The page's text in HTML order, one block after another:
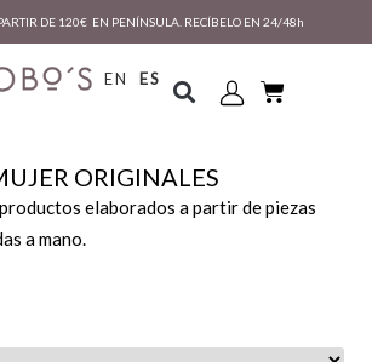
DE 120€ EN PENÍNSULA. RECÍBELO EN 24/48h
EN ES
ORIGINALES
elaborados a partir de piezas
a mano.